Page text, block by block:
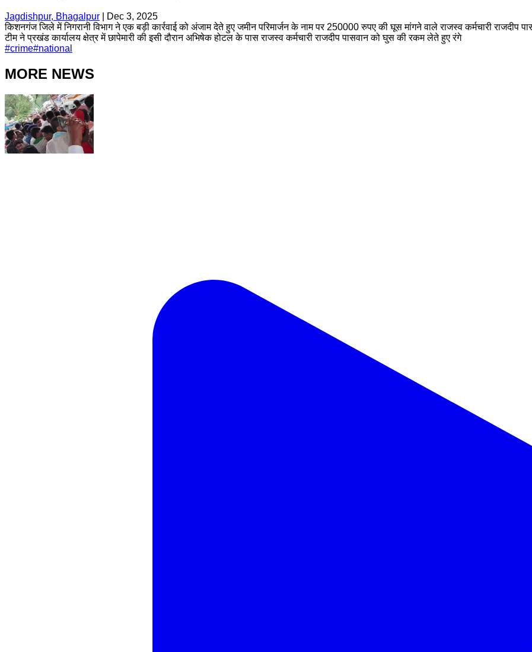
Jagdishpur, Bhagalpur
Dec 3, 2025
किशनगंज जिले में निगरानी विभाग ने एक बड़ी कार्रवाई को अंजाम देते हुए जमीन परिमार्जन के नाम पर 250000 रुपए की घूस मांगने वाले राजस्व कर्मचारी राजदीप
टीम ने प्रखंड कार्यालय क्षेत्र में छापेमारी की इसी दौरान अभिषेक होटल के पास राजस्व कर्मचारी राजदीप पासवान को घुस की रकम लेते हुए रंगे
#crime#national
MORE NEWS